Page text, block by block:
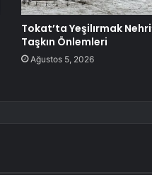
Tokat’ta Yeşilırmak
Taşkın Önlemleri
Ağustos 5, 2026